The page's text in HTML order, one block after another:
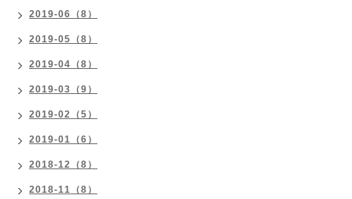
2019-06（8）
2019-05（8）
2019-04（8）
2019-03（9）
2019-02（5）
2019-01（6）
2018-12（8）
2018-11（8）